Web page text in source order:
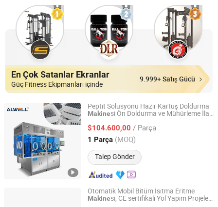
En Çok Satanlar Ekranlar
Güç Fitness Ekipmanları içinde
9.999+ Satış Gücü
Peptit Solüsyonu Hazır Kartuş Doldurma
Makinesi Ön Doldurma ve Mühürleme İlaç
$104.600,00 / Parça
1 Parça (MOQ)
Talep Gönder
Shanghai ALWELL Machinery Equipment Co., Ltd.
Shanghai, China Fiyat 2021
Otomatik Mobil Bitüm Isıtma Eritme
Makinesi, CE sertifikalı Yol Yapım Projeleri
Dezhou Chengshuo New Material Technology Co., Ltd.